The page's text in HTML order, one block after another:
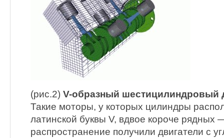
(рис.2) V-образный шестицилиндровый
Такие моторы, у которых цилиндры
латинской буквы V, вдвое короче
распространение получили двигатели с